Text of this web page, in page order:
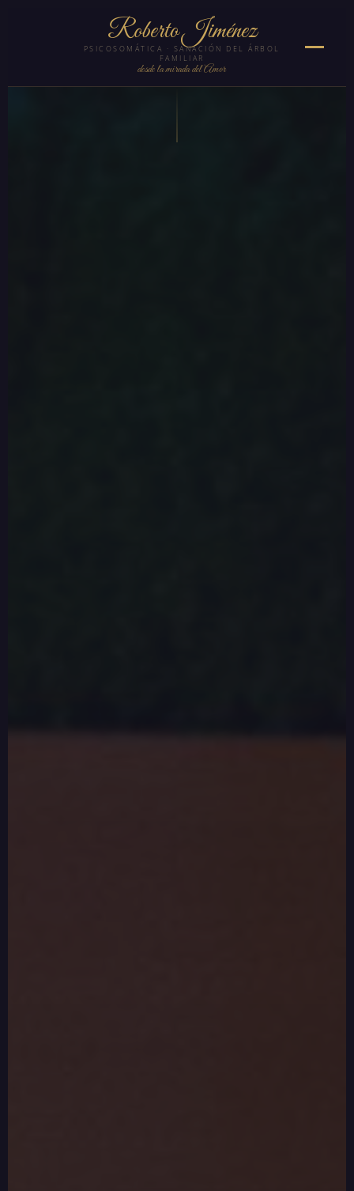
Roberto Jiménez
PSICOSOMÁTICA · SANACIÓN DEL ÁRBOL
FAMILIAR
desde la mirada del Amor